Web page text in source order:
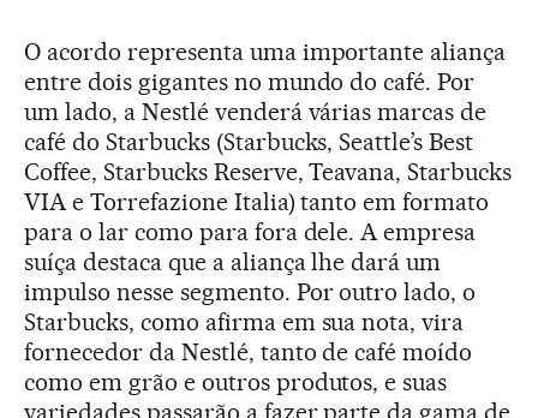
O acordo representa uma importante aliança
entre dois gigantes no mundo do café. Por
um lado, a Nestlé venderá várias marcas de
café do Starbucks (Starbucks, Seattle’s Best
Coffee, Starbucks Reserve, Teavana, Starbucks
VIA e Torrefazione Italia) tanto em formato
para o lar como para fora dele. A empresa
suíça destaca que a aliança lhe dará um
impulso nesse segmento. Por outro lado, o
Starbucks, como afirma em sua nota, vira
fornecedor da Nestlé, tanto de café moído
como em grão e outros produtos, e suas